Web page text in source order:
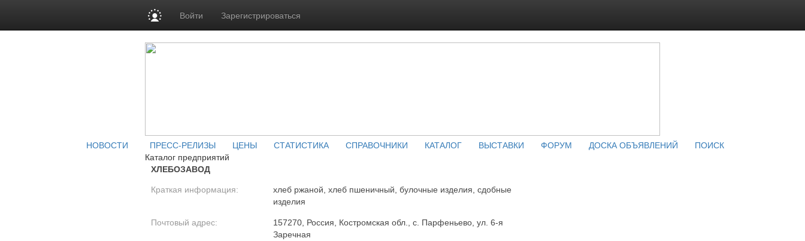
Войти Зарегистрироваться
НОВОСТИ ПРЕСС-РЕЛИЗЫ ЦЕНЫ СТАТИСТИКА СПРАВОЧНИКИ КАТАЛОГ ВЫСТАВКИ ФОРУМ ДОСКА ОБЪЯВЛЕНИЙ
ПОИСК
Каталог предприятий
ХЛЕБОЗАВОД
Краткая информация:
хлеб ржаной, хлеб пшеничный, булочные изделия, сдобные
изделия
Почтовый адрес:
157270, Россия, Костромская обл., с. Парфеньево, ул. 6-я
Заречная